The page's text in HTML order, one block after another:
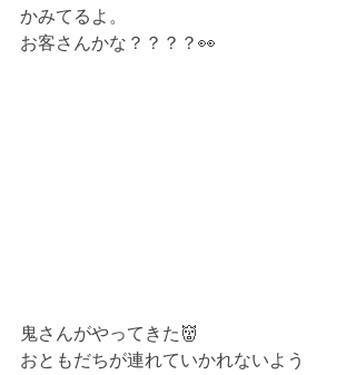
かみてるよ。
お客さんかな？？？？👀
鬼さんがやってきた👹
おともだちが連れていかれないよう